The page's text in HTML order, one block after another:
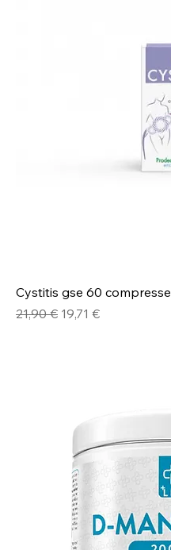
Cystitis gse 60 compresse
Prezzo regolare
21,90 € Prezzo scontato
19,71 €